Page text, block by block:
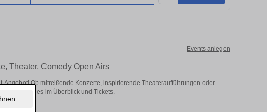
Events anlegen
Theater, Comedy Open Airs
Ob mitreißende Konzerte, inspirierende Theateraufführungen oder
finden alles im Überblick und Tickets.